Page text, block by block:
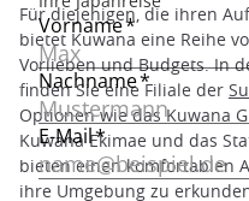
Für diejenigen, die ihren
bietet Kuwana eine Reihe
Vorlieben und Budgets. In
finden Sie eine Filiale der
Optionen wie das Kuwana
Kuwana Ekimae und das
bieten einen komfortablen
ihre Umgebung zu